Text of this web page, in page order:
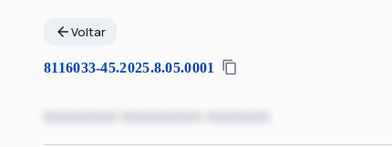
Voltar
8116033-45.2025.8.05.0001
xxxxxxxx xxxxxxxxx xxxxxxx